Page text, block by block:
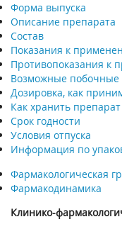
Форма выпуска
Описание препарата
Состав
Показания к
Противопоказания к
Возможные побочные
Дозировка, как
Как хранить препарат
Срок годности
Условия отпуска
Информация по
Фармакологическая
Фармакодинамика
Клинико-